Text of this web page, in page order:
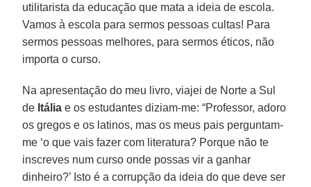
utilitarista da educação que mata a ideia de escola.
Vamos à escola para sermos pessoas cultas! Para
sermos pessoas melhores, para sermos éticos, não
importa o curso.
Na apresentação do meu livro, viajei de Norte a Sul
de Itália e os estudantes diziam-me: “Professor, adoro
os gregos e os latinos, mas os meus pais perguntam-
me ‘o que vais fazer com literatura? Porque não te
inscreves num curso onde possas vir a ganhar
dinheiro?’ Isto é a corrupção da ideia do que deve ser